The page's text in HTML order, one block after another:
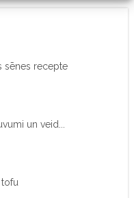
sēnes recepte
un veid...